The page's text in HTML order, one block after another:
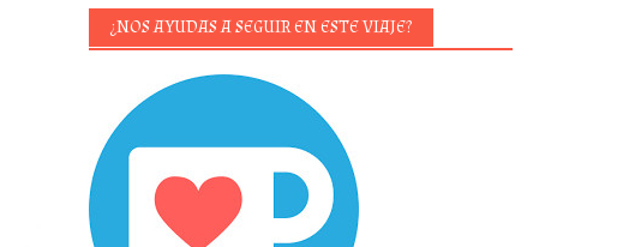
¿NOS AYUDAS A SEGUIR EN ESTE VIAJE?